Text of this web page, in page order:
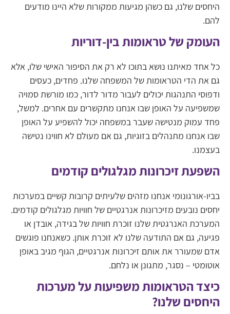
היחסים שלנו, גם כשהן מגיעות ממקורות שלא היינו מודעים
להם.
העומק של טראומות בין-דוריות
כל אחד מאיתנו נושא בתוכו לא רק את הסיפור האישי שלו, אלא
גם את הדי הטראומות של המשפחה שלנו. פחדים, כעסים
ודפוסי התנהגות יכולים לעבור מדור לדור, כמו מורשת סמויה
שמשפיעה על האופן שבו אנחנו מתקשרים עם אחרים. למשל,
פחד עמוק מנטישה שעבר במשפחה יכול להשפיע על האופן
שבו אנחנו מתנהלים בזוגיות, גם אם מעולם לא חווינו נטישה
בעצמנו.
השפעת זיכרונות מגלגולים קודמים
בביו-אורגונומי אנחנו מזהים שלעיתים קרובות קשיים במערכות
יחסים נובעים מזיכרונות אנרגטיים של חוויות מגלגולים קודמים.
המערכת האנרגטית שלנו זוכרת חוויות של בגידה, אובדן או
פגיעה, גם אם התודעה שלנו לא זוכרת אותן. כשאנחנו פוגשים
אדם שמעורר את אותם זיכרונות אנרגטיים, הגוף מגיב באופן
אוטומטי – נסגר, מתגונן או נלחם.
כיצד הטראומות משפיעות על מערכות
היחסים שלנו?